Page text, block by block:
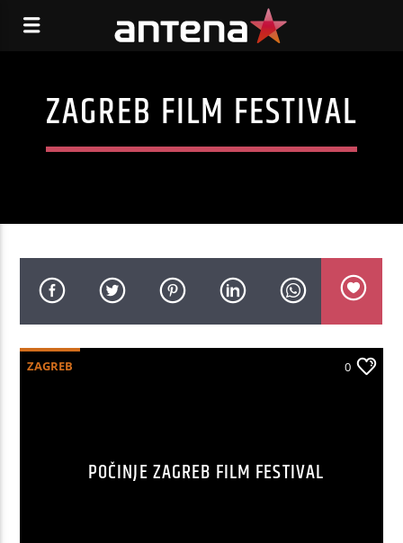
ZAGREB FILM FESTIVAL
ZAGREB 0
POČINJE ZAGREB FILM FESTIVAL